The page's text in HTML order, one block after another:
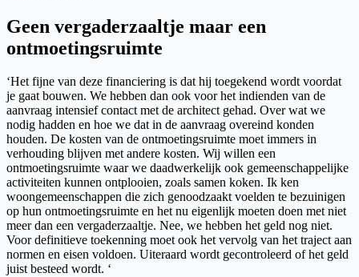
Geen vergaderzaaltje maar een
ontmoetingsruimte
‘Het fijne van deze financiering is dat hij toegekend wordt voordat
je gaat bouwen. We hebben dan ook voor het indienden van de
aanvraag intensief contact met de architect gehad. Over wat we
nodig hadden en hoe we dat in de aanvraag overeind konden
houden. De kosten van de ontmoetingsruimte moet immers in
verhouding blijven met andere kosten. Wij willen een
ontmoetingsruimte waar we daadwerkelijk ook gemeenschappelijke
activiteiten kunnen ontplooien, zoals samen koken. Ik ken
woongemeenschappen die zich genoodzaakt voelden te bezuinigen
op hun ontmoetingsruimte en het nu eigenlijk moeten doen met niet
meer dan een vergaderzaaltje. Nee, we hebben het geld nog niet.
Voor definitieve toekenning moet ook het vervolg van het traject aan
normen en eisen voldoen. Uiteraard wordt gecontroleerd of het geld
juist besteed wordt. ‘